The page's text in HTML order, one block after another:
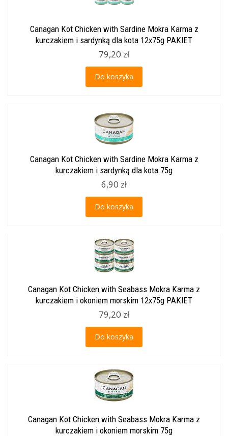
Canagan Kot Chicken with Sardine Mokra Karma z
kurczakiem i sardynką dla kota 12x75g PAKIET
79,20 zł
Do koszyka
Canagan Kot Chicken with Sardine Mokra Karma z
kurczakiem i sardynką dla kota 75g
6,90 zł
Do koszyka
Canagan Kot Chicken with Seabass Mokra Karma z
kurczakiem i okoniem morskim 12x75g PAKIET
79,20 zł
Do koszyka
Canagan Kot Chicken with Seabass Mokra Karma z
kurczakiem i okoniem morskim 75g